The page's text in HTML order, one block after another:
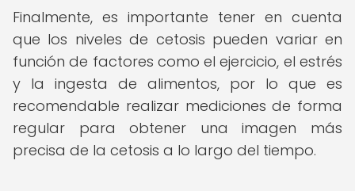
Finalmente, es importante tener en cuenta
que los niveles de cetosis pueden variar en
función de factores como el ejercicio, el estrés
y la ingesta de alimentos, por lo que es
recomendable realizar mediciones de forma
regular para obtener una imagen más
precisa de la cetosis a lo largo del tiempo.